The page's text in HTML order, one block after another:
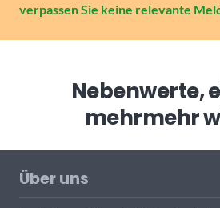
verpassen Sie keine relevante
Nebenwerte,
mehrmehr
Über uns